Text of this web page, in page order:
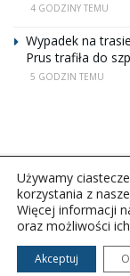
4 GODZINY TEMU
Wypadek na
Prus trafiła do
5 GODZIN TEMU
Copyright ©
Wszelkie prawa
Używamy
korzystania z
Więcej informacji
oraz możliwości
Akceptuj